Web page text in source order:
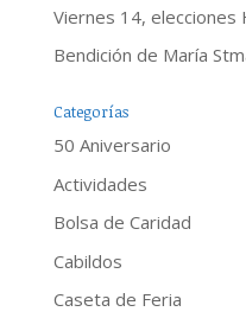
Viernes 14, elecciones
Bendición de María
Categorías
50 Aniversario
Actividades
Bolsa de Caridad
Cabildos
Caseta de Feria